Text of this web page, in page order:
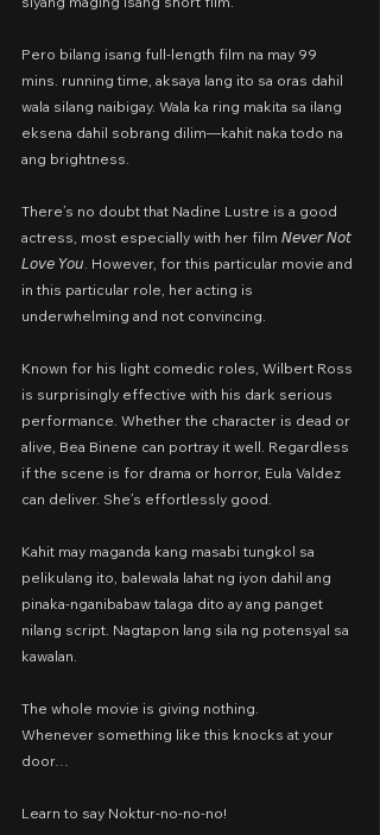
Pero bilang isang full-length film na may 99
mins. running time, aksaya lang ito sa oras dahil
wala silang naibigay. Wala ka ring makita sa ilang
eksena dahil sobrang dilim—kahit naka todo na
ang brightness.
There’s no doubt that Nadine Lustre is a good
actress, most especially with her film 𝘕𝘦𝘷𝘦𝘳 𝘕𝘰𝘵
𝘓𝘰𝘷𝘦 𝘠𝘰𝘶. However, for this particular movie and
in this particular role, her acting is
underwhelming and not convincing.
Known for his light comedic roles, Wilbert Ross
is surprisingly effective with his dark serious
performance. Whether the character is dead or
alive, Bea Binene can portray it well. Regardless
if the scene is for drama or horror, Eula Valdez
can deliver. She’s effortlessly good.
Kahit may maganda kang masabi tungkol sa
pelikulang ito, balewala lahat ng iyon dahil ang
pinaka-nganibabaw talaga dito ay ang panget
nilang script. Nagtapon lang sila ng potensyal sa
kawalan.
The whole movie is giving nothing.
Whenever something like this knocks at your
door…
Learn to say Noktur-no-no-no!